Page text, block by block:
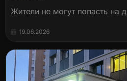
Жители не могут попасть на
19.06.2026